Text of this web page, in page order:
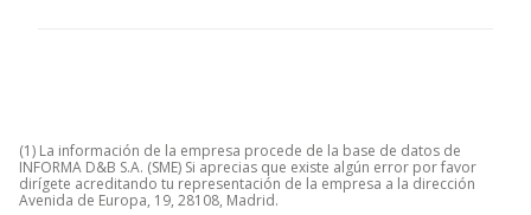
(1) La información de la empresa procede de la base de datos de
INFORMA D&B S.A. (SME) Si aprecias que existe algún error por favor
dirígete acreditando tu representación de la empresa a la dirección
Avenida de Europa, 19, 28108, Madrid.